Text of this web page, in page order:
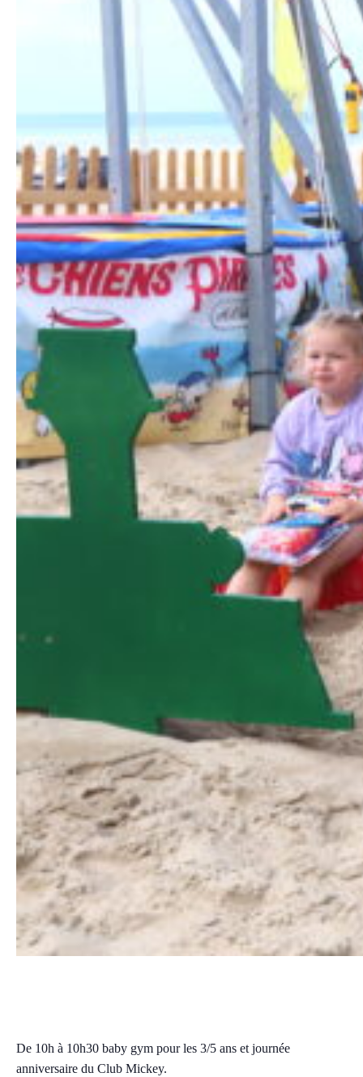
De 10h à 10h30 baby gym pour les 3/5 ans et journée
anniversaire du Club Mickey.